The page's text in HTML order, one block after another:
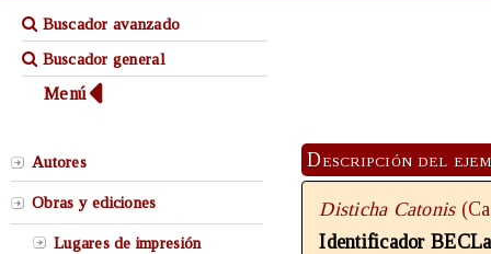
Buscador avanzado
Buscador general
Menú
Autores
Obras y ediciones
Lugares de impresión
Descripción del
Disticha Catonis
Identificador